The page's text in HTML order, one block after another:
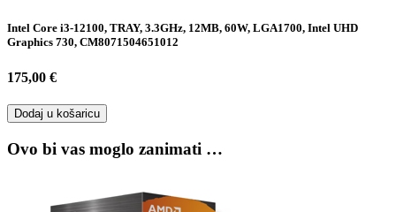
Intel Core i3-12100, TRAY, 3.3GHz, 12MB, 60W, LGA1700, Intel UHD
Graphics 730, CM8071504651012
175,00 €
Dodaj u košaricu
Ovo bi vas moglo zanimati …